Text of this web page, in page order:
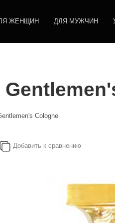
ЖЕНЩИН ДЛЯ МУЖЧИН
Cologne
Добавить к сравнению